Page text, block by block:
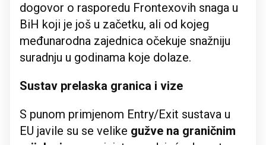
dogovor o rasporedu Frontexovih snaga u
BiH koji je još u začetku, ali od kojeg
međunarodna zajednica očekuje snažniju
suradnju u godinama koje dolaze.
Sustav prelaska granica i vize
S punom primjenom Entry/Exit sustava u
EU javile su se velike gužve na graničnim